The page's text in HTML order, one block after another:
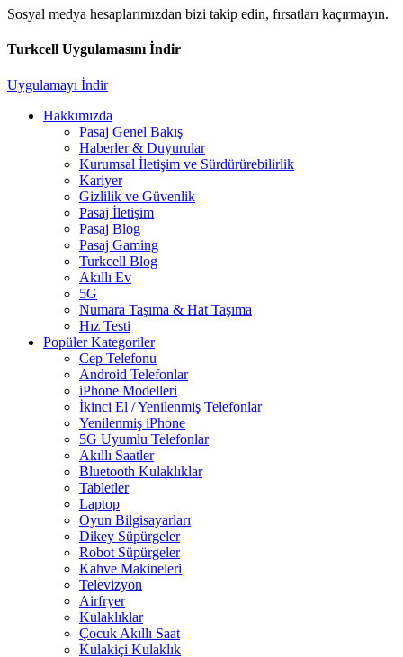
Sosyal medya hesaplarımızdan bizi takip edin, fırsatları kaçırmayın.
Turkcell Uygulamasını İndir
Uygulamayı İndir
Hakkımızda
Pasaj Genel Bakış
Haberler & Duyurular
Kurumsal İletişim ve Sürdürürebilirlik
Kariyer
Gizlilik ve Güvenlik
Pasaj İletişim
Pasaj Blog
Pasaj Gaming
Turkcell Blog
Akıllı Ev
5G
Numara Taşıma & Hat Taşıma
Hız Testi
Popüler Kategoriler
Cep Telefonu
Android Telefonlar
iPhone Modelleri
İkinci El / Yenilenmiş Telefonlar
Yenilenmiş iPhone
5G Uyumlu Telefonlar
Akıllı Saatler
Bluetooth Kulaklıklar
Tabletler
Laptop
Oyun Bilgisayarları
Dikey Süpürgeler
Robot Süpürgeler
Kahve Makineleri
Televizyon
Airfryer
Kulaklıklar
Çocuk Akıllı Saat
Kulakiçi Kulaklık